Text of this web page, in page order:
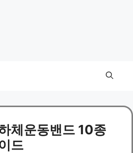
체운동밴드 10종
드